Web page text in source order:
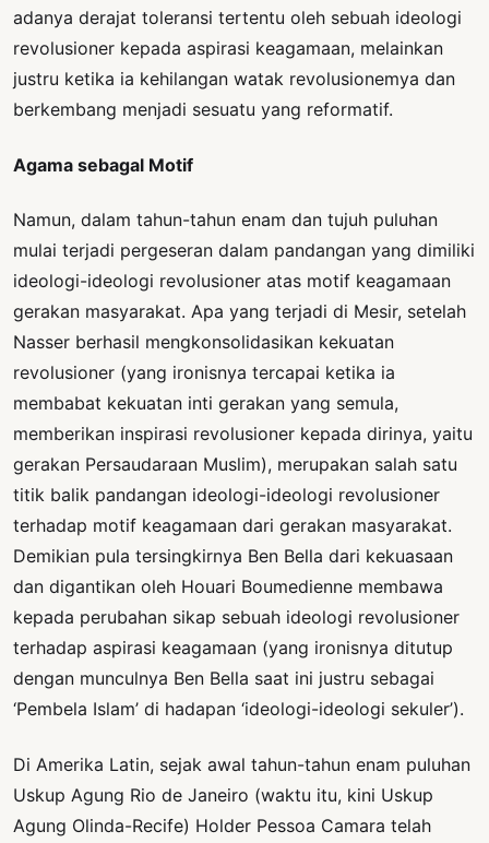
adanya derajat toleransi tertentu oleh sebuah ideologi
revolusioner kepada aspirasi keagamaan, melainkan
justru ketika ia kehilangan watak revolusionemya dan
berkembang menjadi sesuatu yang reformatif.
Agama sebagal Motif
Namun, dalam tahun-tahun enam dan tujuh puluhan
mulai terjadi pergeseran dalam pandangan yang dimiliki
ideologi-ideologi revolusioner atas motif keagamaan
gerakan masyarakat. Apa yang terjadi di Mesir, setelah
Nasser berhasil mengkonsolidasikan kekuatan
revolusioner (yang ironisnya tercapai ketika ia
membabat kekuatan inti gerakan yang semula,
memberikan inspirasi revolusioner kepada dirinya, yaitu
gerakan Persaudaraan Muslim), merupakan salah satu
titik balik pandangan ideologi-ideologi revolusioner
terhadap motif keagamaan dari gerakan masyarakat.
Demikian pula tersingkirnya Ben Bella dari kekuasaan
dan digantikan oleh Houari Boumedienne membawa
kepada perubahan sikap sebuah ideologi revolusioner
terhadap aspirasi keagamaan (yang ironisnya ditutup
dengan munculnya Ben Bella saat ini justru sebagai
‘Pembela Islam’ di hadapan ‘ideologi-ideologi sekuler’).
Di Amerika Latin, sejak awal tahun-tahun enam puluhan
Uskup Agung Rio de Janeiro (waktu itu, kini Uskup
Agung Olinda-Recife) Holder Pessoa Camara telah